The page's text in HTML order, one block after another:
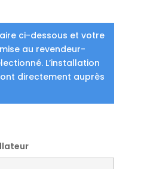
ci-dessous et votre
au revendeur-
L’installation
directement auprès